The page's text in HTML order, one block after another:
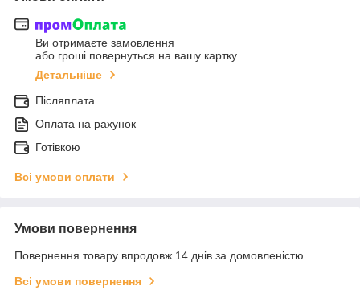
Ви отримаєте замовлення
або гроші повернуться на вашу картку
Детальніше
Післяплата
Оплата на рахунок
Готівкою
Всі умови оплати
Умови повернення
Повернення товару впродовж 14 днів за домовленістю
Всі умови повернення